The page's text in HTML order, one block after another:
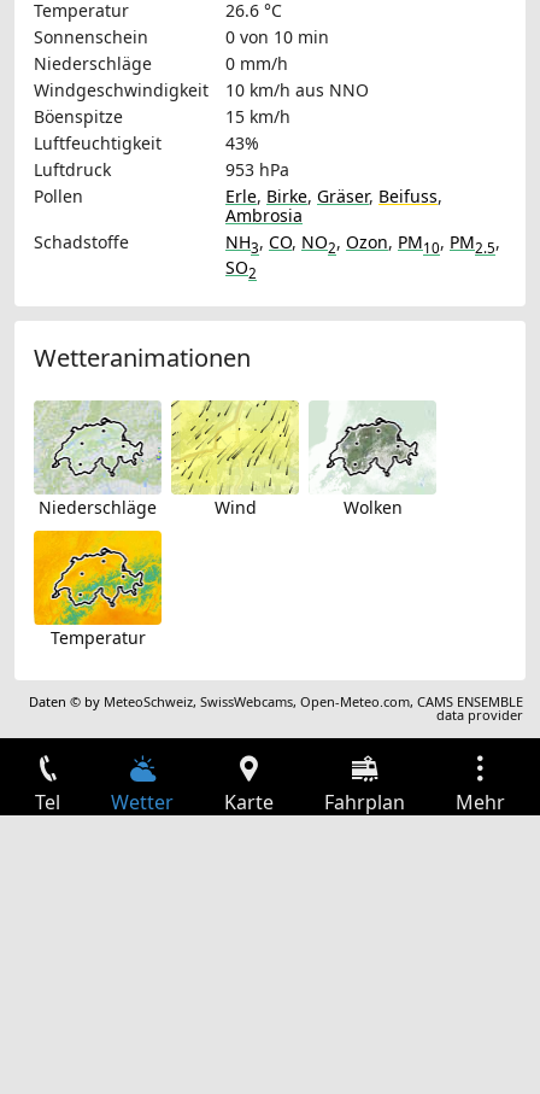
Temperatur
26.6 °C
Sonnenschein
0 von 10 min
Niederschläge
0 mm/h
Windgeschwindigkeit
10 km/h aus NNO
Böenspitze
15 km/h
Luftfeuchtigkeit
43%
Luftdruck
953 hPa
Pollen
Erle, Birke, Gräser, Beifuss,
Ambrosia
Schadstoffe
NH3, CO, NO2, Ozon, PM10, PM2.5,
SO2
Wetteranimationen
Niederschläge Wind Wolken
Temperatur
Daten © by MeteoSchweiz,SwissWebcams,Open-Meteo.com,CAMS ENSEMBLE
data provider
Tel Wetter Karte Fahrplan Mehr